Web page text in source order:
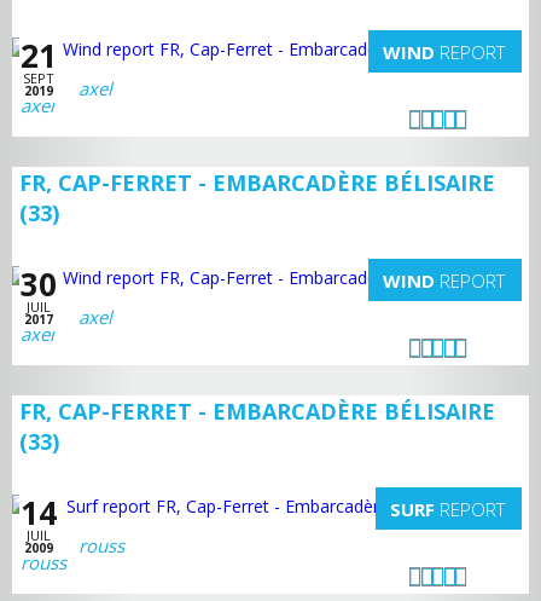
21
SEPT
2019
WIND REPORT
axel
FR, CAP-FERRET - EMBARCADÈRE BÉLISAIRE
(33)
30
JUIL
2017
WIND REPORT
axel
FR, CAP-FERRET - EMBARCADÈRE BÉLISAIRE
(33)
14
JUIL
2009
SURF REPORT
rouss